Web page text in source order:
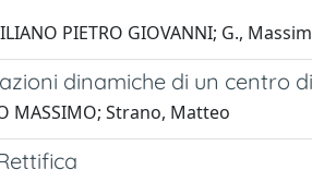
PIETRO GIOVANNI; G.,
dinamiche di un centro
MASSIMO; Strano, Matteo